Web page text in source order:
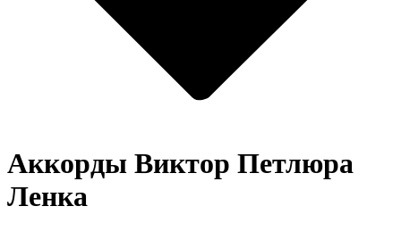
Аккорды Виктор Петлюра
Ленка